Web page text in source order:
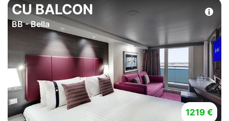
CU BALCON
BB - Bella
1219 €